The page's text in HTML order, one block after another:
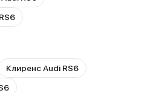
Клиренс Audi RS6